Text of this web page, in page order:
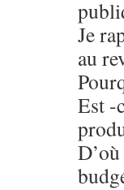
Je
au
Est -